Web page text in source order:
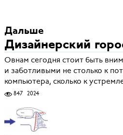
Дальше
Дизайнерский
Овнам сегодня стоит быть
и заботливыми не столько к
компьютера, сколько к
847 2024